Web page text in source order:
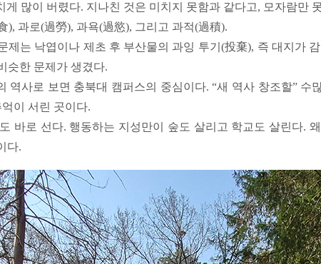
게 많이 버렸다. 지나친 것은 미치지 못함과 같다고, 모자람만
), 과로(過勞), 과욕(過慾), 그리고 과적(過積).
제는 낙엽이나 제초 후 부산물의 과잉 투기(投棄), 즉 대지가
슷한 문제가 생겼다.
역사로 보면 충북대 캠퍼스의 중심이다. “새 역사 창조할” 수
이 서린 곳이다.
바로 선다. 행동하는 지성만이 숲도 살리고 학교도 살린다.
다.